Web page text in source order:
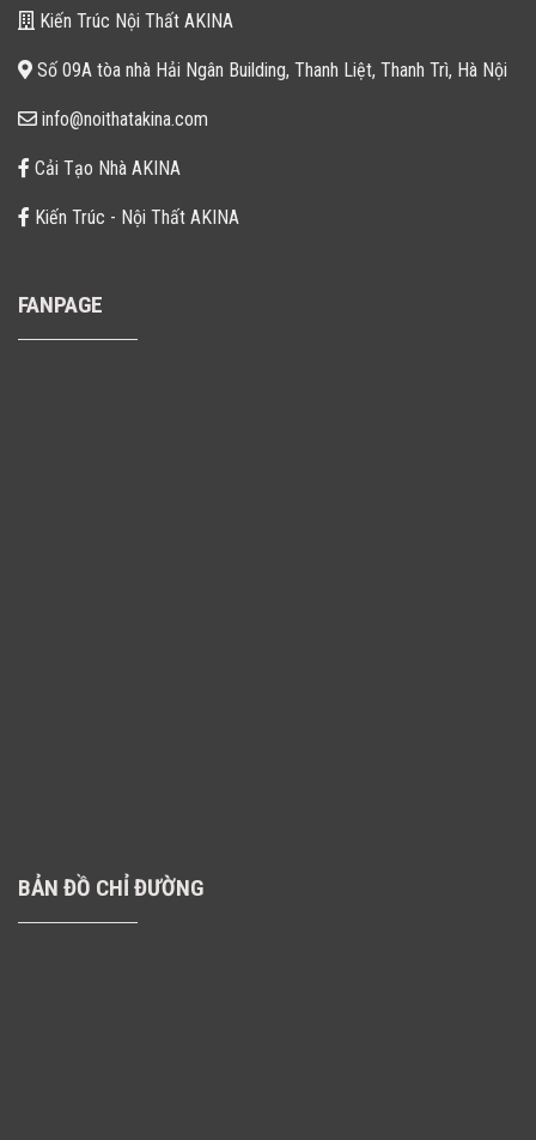
Kiến Trúc Nội Thất AKINA
Số 09A tòa nhà Hải Ngân Building, Thanh Liệt, Thanh Trì, Hà Nội
info@noithatakina.com
Cải Tạo Nhà AKINA
Kiến Trúc - Nội Thất AKINA
FANPAGE
BẢN ĐỒ CHỈ ĐƯỜNG